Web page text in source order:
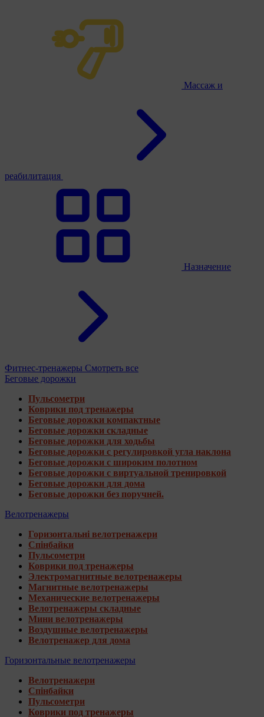
Массаж и
реабилитация
Назначение
Фитнес-тренажеры Смотреть все
Беговые дорожки
Пульсометри
Коврики под тренажеры
Беговые дорожки компактные
Беговые дорожки складные
Беговые дорожки для ходьбы
Беговые дорожки с регулировкой угла наклона
Беговые дорожки с широким полотном
Беговые дорожки с виртуальной тренировкой
Беговые дорожки для дома
Беговые дорожки без поручней.
Велотренажеры
Горизонтальні велотренажери
Спінбайки
Пульсометри
Коврики под тренажеры
Электромагнитные велотренажеры
Магнитные велотренажеры
Механические велотренажеры
Велотренажеры складные
Мини велотренажеры
Воздушные велотренажеры
Велотренажер для дома
Горизонтальные велотренажеры
Велотренажери
Спінбайки
Пульсометри
Коврики под тренажеры